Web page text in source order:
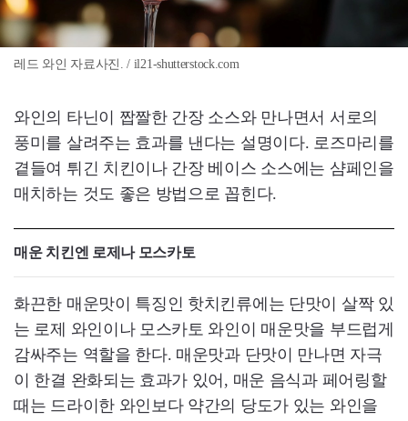
레드 와인 자료사진. / il21-shutterstock.com
와인의 타닌이 짭짤한 간장 소스와 만나면서 서로의
풍미를 살려주는 효과를 낸다는 설명이다. 로즈마리를
곁들여 튀긴 치킨이나 간장 베이스 소스에는 샴페인을
매치하는 것도 좋은 방법으로 꼽힌다.
매운 치킨엔 로제나 모스카토
화끈한 매운맛이 특징인 핫치킨류에는 단맛이 살짝 있
는 로제 와인이나 모스카토 와인이 매운맛을 부드럽게
감싸주는 역할을 한다. 매운맛과 단맛이 만나면 자극
이 한결 완화되는 효과가 있어, 매운 음식과 페어링할
때는 드라이한 와인보다 약간의 당도가 있는 와인을